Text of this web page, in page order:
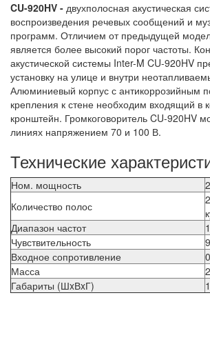
CU-920HV - двухполосная акустическая
воспроизведения речевых сообщений и
программ. Отличием от предыдущей
является более высокий порог частоты.
акустической системы Inter-M CU-920HV
установку на улице и внутри
Алюминиевый корпус с антикоррозийным
крепления к стене необходим входящий в
кронштейн. Громкоговоритель CU-920HV
линиях напряжением 70 и 100 В.
Технические
Ном. мощность
Количество полос
Диапазон частот
Чувствительность
Входное сопротивление
Масса
Габариты (ШxВxГ)